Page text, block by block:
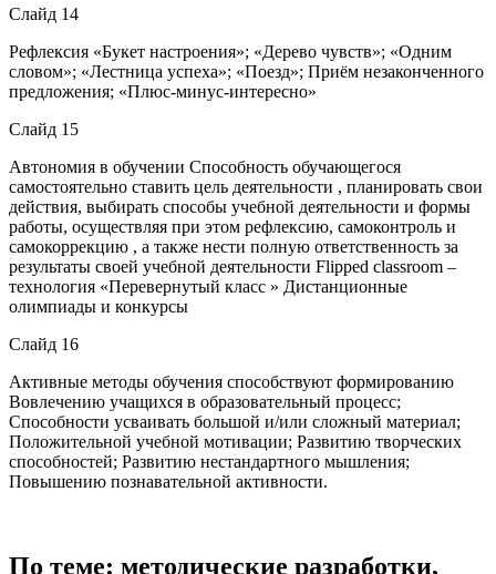
Слайд 14
Рефлексия «Букет настроения»; «Дерево чувств»; «Одним
словом»; «Лестница успеха»; «Поезд»; Приём незаконченного
предложения; «Плюс-минус-интересно»
Слайд 15
Автономия в обучении Способность обучающегося
самостоятельно ставить цель деятельности , планировать свои
действия, выбирать способы учебной деятельности и формы
работы, осуществляя при этом рефлексию, самоконтроль и
самокоррекцию , а также нести полную ответственность за
результаты своей учебной деятельности Flipped classroom –
технология «Перевернутый класс » Дистанционные
олимпиады и конкурсы
Слайд 16
Активные методы обучения способствуют формированию
Вовлечению учащихся в образовательный процесс;
Способности усваивать большой и/или сложный материал;
Положительной учебной мотивации; Развитию творческих
способностей; Развитию нестандартного мышления;
Повышению познавательной активности.
По теме: методические разработки,